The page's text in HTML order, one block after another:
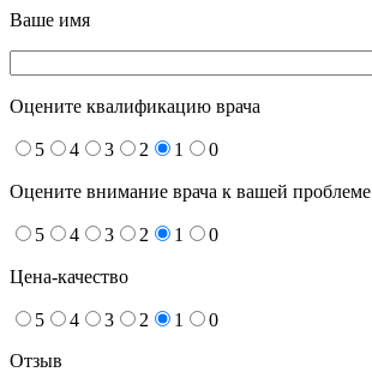
Ваше имя
Оцените квалификацию врача
5 4 3 2 1 0
Оцените внимание врача к вашей проблеме
5 4 3 2 1 0
Цена-качество
5 4 3 2 1
0
Отзыв